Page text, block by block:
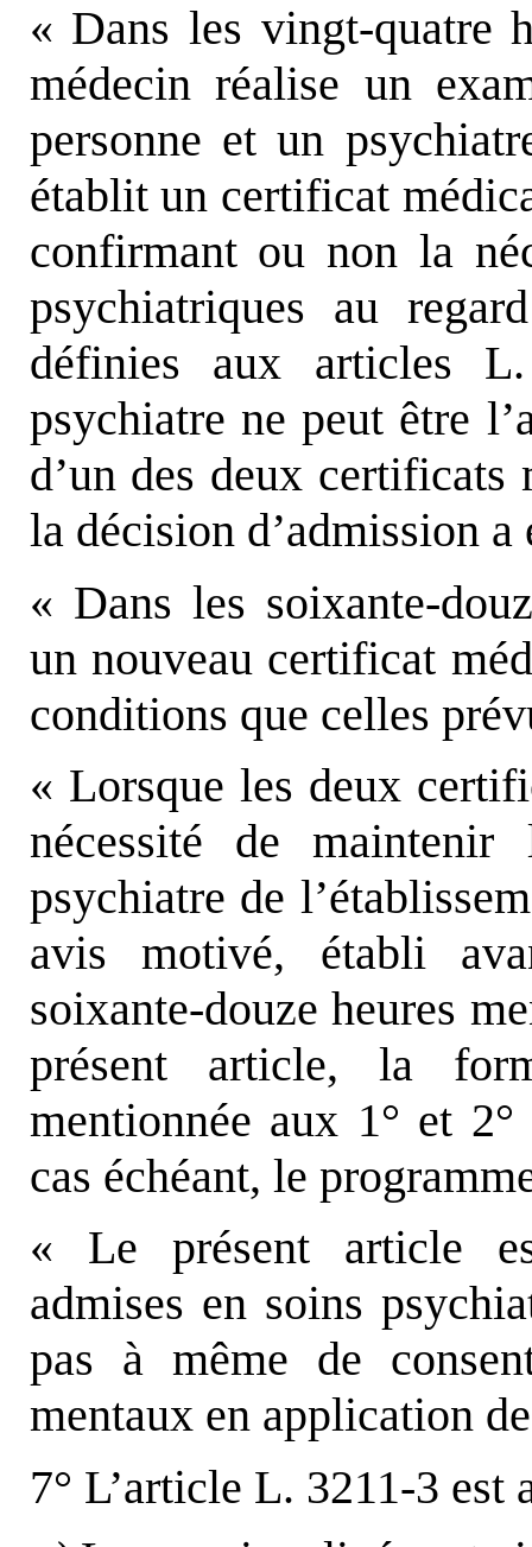
« Dans les vingt-quatre
médecin réalise un
personne et un
établit un certificat
confirmant ou non la
psychiatriques au
définies aux articles
psychiatre ne peut être
d’un des deux certificats
la décision d’admission a
« Dans les soixante-
un nouveau certificat
conditions que celles
« Lorsque les deux
nécessité de
psychiatre de
avis motivé, établi
soixante-douze heures
présent article, la
mentionnée aux 1° et
cas échéant, le
« Le présent article
admises en soins
pas à même de
mentaux en application
7° L’article L. 3211-3